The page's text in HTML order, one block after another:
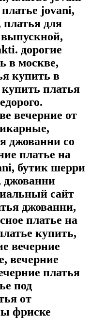
jovani,
платья для
дорогие
в москве,
купить в
купить платья
вечерние от
джованни со
платье на
бутик шерри
джованни
сайт
джованни,
платье на
купить,
вечерние
вечерние
платья
под
от
фриске